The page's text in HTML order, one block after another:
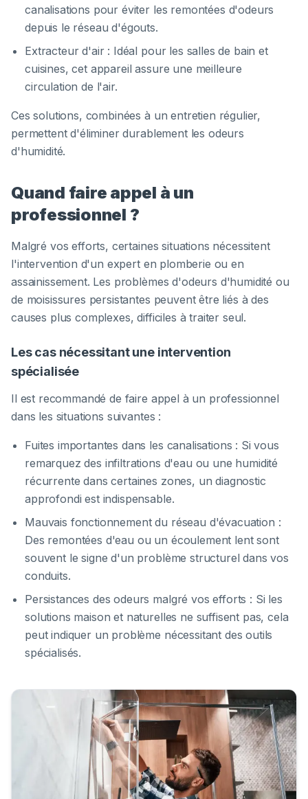
canalisations pour éviter les remontées d'odeurs
depuis le réseau d'égouts.
Extracteur d'air : Idéal pour les salles de bain et
cuisines, cet appareil assure une meilleure
circulation de l'air.
Ces solutions, combinées à un entretien régulier,
permettent d'éliminer durablement les odeurs
d'humidité.
Quand faire appel à un
professionnel ?
Malgré vos efforts, certaines situations nécessitent
l'intervention d'un expert en plomberie ou en
assainissement. Les problèmes d'odeurs d'humidité ou
de moisissures persistantes peuvent être liés à des
causes plus complexes, difficiles à traiter seul.
Les cas nécessitant une intervention
spécialisée
Il est recommandé de faire appel à un professionnel
dans les situations suivantes :
Fuites importantes dans les canalisations : Si vous
remarquez des infiltrations d'eau ou une humidité
récurrente dans certaines zones, un diagnostic
approfondi est indispensable.
Mauvais fonctionnement du réseau d'évacuation :
Des remontées d'eau ou un écoulement lent sont
souvent le signe d'un problème structurel dans vos
conduits.
Persistances des odeurs malgré vos efforts : Si les
solutions maison et naturelles ne suffisent pas, cela
peut indiquer un problème nécessitant des outils
spécialisés.